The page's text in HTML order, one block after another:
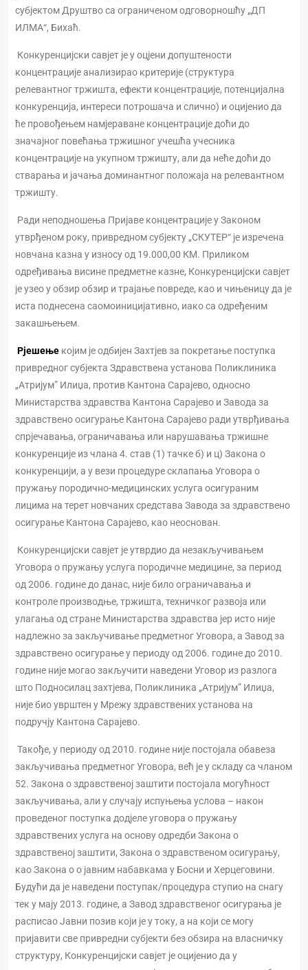
субјектом Друштво са ограниченом одговорношћу „ДП
ИЛМА“, Бихаћ.
Конкуренцијски савјет је у оцјени допуштености
концентрације анализирао критерије (структура
релевантног тржишта, ефекти концентрације, потенцијална
конкуренција, интереси потрошача и слично) и оцијенио да
ће провођењем намјераване концентрације доћи до
значајног повећања тржишног учешћа учесника
концентрације на укупном тржишту, али да неће доћи до
стварања и јачања доминантног положаја на релевантном
тржишту.
Ради неподношења Пријаве концентрације у Законом
утврђеном року, привредном субјекту „СКУТЕР“ је изречена
новчана казна у износу од 19.000,00 КМ. Приликом
одређивања висине предметне казне, Конкуренцијски савјет
је узео у обзир обзир и трајање повреде, као и чињеницу да је
иста поднесена саомоиницијативно, иако са одређеним
закашњењем.
Рјешење којим је одбијен Захтјев за покретање поступка
привредног субјекта Здравствена установа Поликлиника
„Атријум” Илиџа, против Кантона Сарајево, односно
Министарства здравства Кантона Сарајево и Завода за
здравствено осигурање Кантона Сарајево ради утврђивања
спрјечавања, ограничавања или нарушавања тржишне
конкуренције из члана 4. став (1) тачке б) и ц) Закона о
конкуренцији, а у вези процедуре склапања Уговора о
пружању породично-медицинских услуга осигураним
лицима на терет новчаних средстава Завода за здравствено
осигурање Кантона Сарајево, као неоснован.
Конкуренцијски савјет је утврдио да незакључивањем
Уговора о пружању услуга породичне медицине, за период
од 2006. године до данас, није било ограничавања и
контроле производње, тржишта, техничког развоја или
улагања од стране Министарства здравства јер исто није
надлежно за закључивање предметног Уговора, а Завод за
здравствено осигурање у периоду од 2006. године до 2010.
године није могао закључити наведeни Уговор из разлога
што Подносилац захтјева, Поликлиника „Атријум” Илиџа,
није био уврштен у Мрежу здравствених установа на
подручју Кантона Сарајево.
Такође, у периоду од 2010. године није постојала обавеза
закључивања предметног Уговора, већ је у складу са чланом
52. Закона о здравственој заштити постојала могућност
закључивања, али у случају испуњења услова – након
проведеног поступка додјеле уговора о пружању
здравствених услуга на основу одредби Закона о
здравственој заштити, Закона о здравственом осигурању,
као Закона о о јавним набавкама у Босни и Херцеговини.
Будући да је наведени поступак/процедура ступио на снагу
тек у мају 2013. године, а Завод здравственог осигурања је
расписао Јавни позив који је у току, а на који се могу
пријавити све привредни субјекти без обзира на власничку
структуру, Конкуренцијски савјет је оцијенио да у